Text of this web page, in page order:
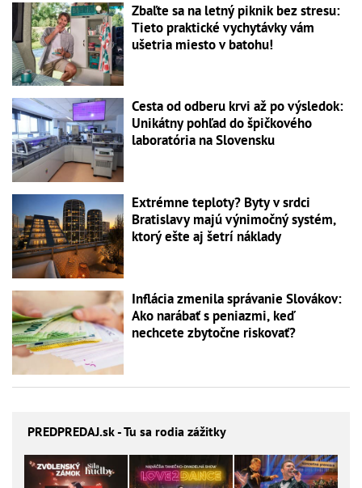
Zbaľte sa na letný piknik bez stresu:
Tieto praktické vychytávky vám
ušetria miesto v batohu!
Cesta od odberu krvi až po výsledok:
Unikátny pohľad do špičkového
laboratória na Slovensku
Extrémne teploty? Byty v srdci
Bratislavy majú výnimočný systém,
ktorý ešte aj šetrí náklady
Inflácia zmenila správanie Slovákov:
Ako narábať s peniazmi, keď
nechcete zbytočne riskovať?
PREDPREDAJ.sk - Tu sa rodia zážitky